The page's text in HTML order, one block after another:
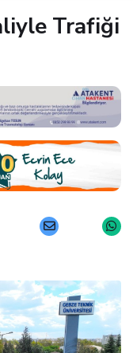
Trafiği